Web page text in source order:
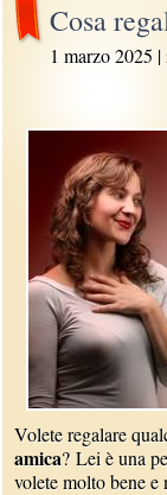
Cosa
1 marzo 2025
Volete regalare
amica? Lei è una
volete molto bene e